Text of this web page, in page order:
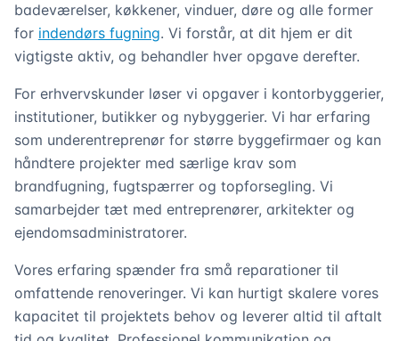
badeværelser, køkkener, vinduer, døre og alle former
for indendørs fugning. Vi forstår, at dit hjem er dit
vigtigste aktiv, og behandler hver opgave derefter.
For erhvervskunder løser vi opgaver i kontorbyggerier,
institutioner, butikker og nybyggerier. Vi har erfaring
som underentreprenør for større byggefirmaer og kan
håndtere projekter med særlige krav som
brandfugning, fugtspærrer og topforsegling. Vi
samarbejder tæt med entreprenører, arkitekter og
ejendomsadministratorer.
Vores erfaring spænder fra små reparationer til
omfattende renoveringer. Vi kan hurtigt skalere vores
kapacitet til projektets behov og leverer altid til aftalt